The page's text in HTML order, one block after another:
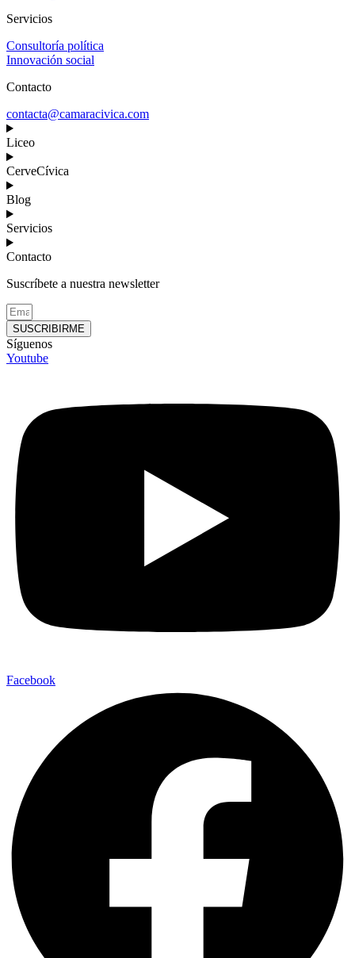
Servicios
Consultoría política
Innovación social
Contacto
contacta@camaracivica.com
Liceo
CerveCívica
Blog
Servicios
Contacto
Suscríbete a nuestra newsletter
SUSCRIBIRME
Síguenos
Youtube
Facebook